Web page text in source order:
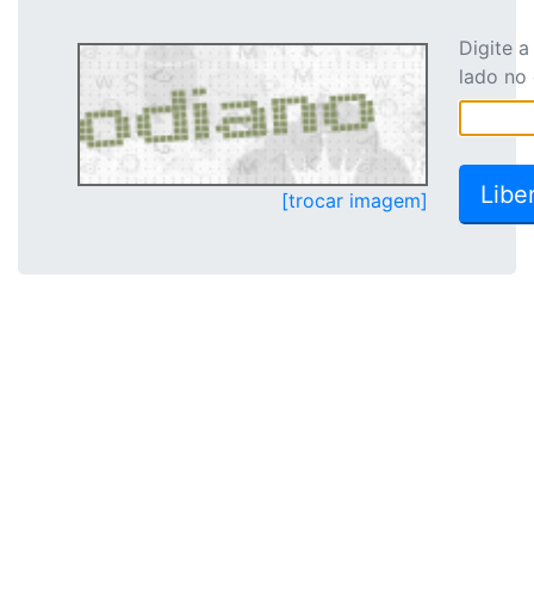
[trocar imagem]
Digite
lado no